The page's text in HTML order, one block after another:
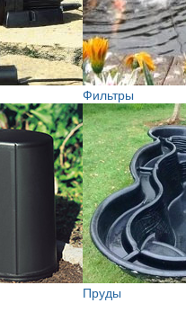
Фильтры
Пруды